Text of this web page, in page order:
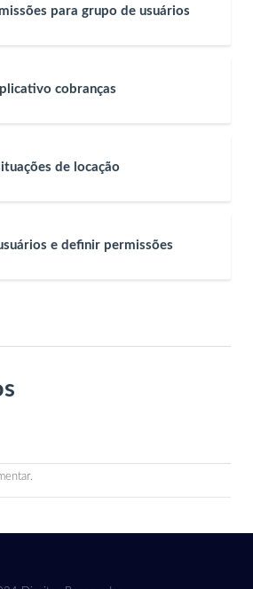
para grupo de usuários
cobranças
de locação
e definir permissões